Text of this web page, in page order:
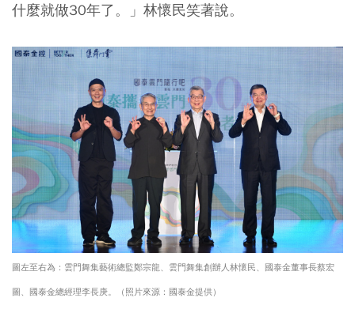
什麼就做30年了。」林懷民笑著說。
圖左至右為：雲門舞集藝術總監鄭宗龍、雲門舞集創辦人林懷民、國泰金董事長蔡宏
圖、國泰金總經理李長庚。（照片來源：國泰金提供）